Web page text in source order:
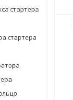
стартера
стартера